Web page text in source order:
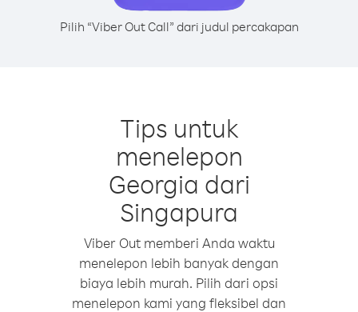
Pilih “Viber Out Call” dari judul percakapan
Tips untuk
menelepon
Georgia dari
Singapura
Viber Out memberi Anda waktu
menelepon lebih banyak dengan
biaya lebih murah. Pilih dari opsi
menelepon kami yang fleksibel dan